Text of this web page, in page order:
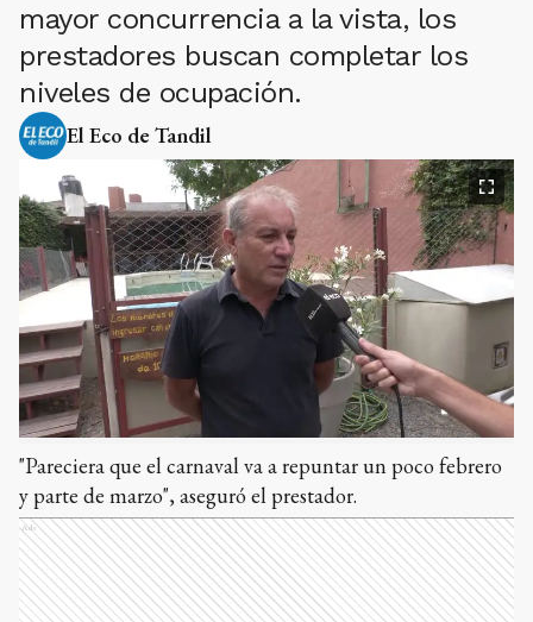
mayor concurrencia a la vista, los
prestadores buscan completar los
niveles de ocupación.
El Eco de Tandil
"Pareciera que el carnaval va a repuntar un poco febrero
y parte de marzo", aseguró el prestador.
Ads